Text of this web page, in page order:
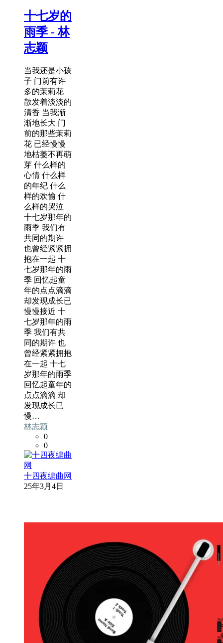
十七岁的
雨季 - 林
志颖
当我还是小孩
子 门前有许
多的茉莉花
散发着淡淡的
清香 当我渐
渐地长大 门
前的那些茉莉
花 已经慢慢
地枯萎不再萌
芽 什么样的
心情 什么样
的年纪 什么
样的欢愉 什
么样的哭泣
十七岁那年的
雨季 我们有
共同的期许
也曾经紧紧拥
抱在一起 十
七岁那年的雨
季 回忆起童
年的点点滴滴
却发现成长已
慢慢接近 十
七岁那年的雨
季 我们有共
同的期许 也
曾经紧紧拥抱
在一起 十七
岁那年的雨季
回忆起童年的
点点滴滴 却
发现成长已
慢…
林志颖
0
0
十四夜编曲网
25年3月4日